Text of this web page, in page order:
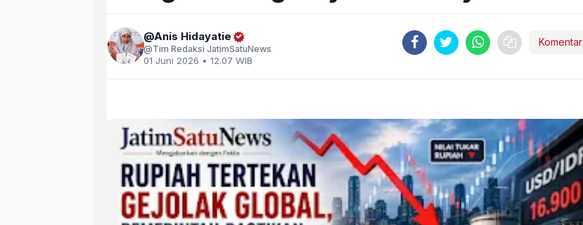
Anis Hidayatie
Tim Redaksi JatimSatuNews
01 Juni 2026 • 12.07 WIB
Komentar